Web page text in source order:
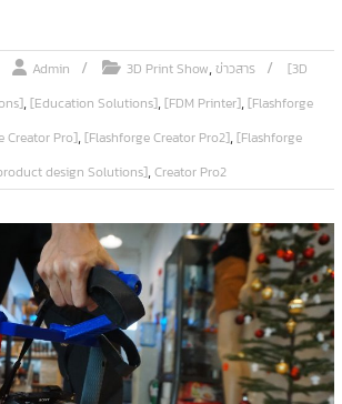
Admin 3D Print Show,ข่าวสาร
[3D
,[Education Solutions],[FDM Printer],[Flashforge
Creator Pro],[Flashforge Creator Pro2],[Flashforge
design Solutions],Creator Pro2